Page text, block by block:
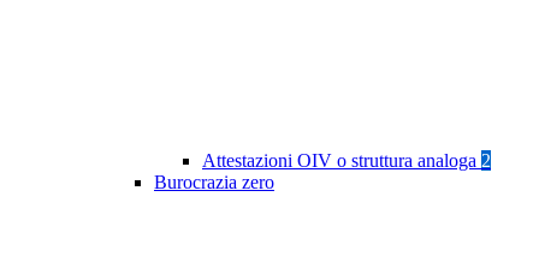
Attestazioni OIV o struttura analoga 2
Burocrazia zero